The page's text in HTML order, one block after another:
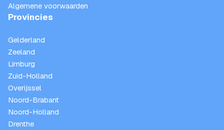
Algemene voorwaarden
Provincies
Gelderland
Zeeland
Limburg
Zuid-Holland
Overijssel
Noord-Brabant
Noord-Holland
Drenthe